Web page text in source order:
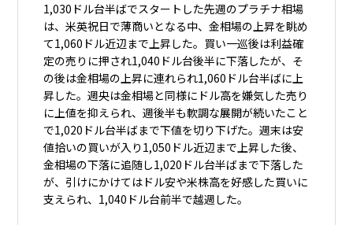
1,030ドル台半ばでスタートした先週のプラチナ相場
は、米英祝日で薄商いとなる中、金相場の上昇を眺め
て1,060ドル近辺まで上昇した。買い一巡後は利益確
定の売りに押され1,040ドル台後半に下落したが、そ
の後は金相場の上昇に連れられ1,060ドル台半ばに上
昇した。週央は金相場と同様にドル高を嫌気した売り
に上値を抑えられ、週後半も軟調な展開が続いたこと
で1,020ドル台半ばまで下値を切り下げた。週末は安
値拾いの買いが入り1,050ドル近辺まで上昇した後、
金相場の下落に追随し1,020ドル台半ばまで下落した
が、引けにかけてはドル安や米株高を好感した買いに
支えられ、1,040ドル台前半で越週した。